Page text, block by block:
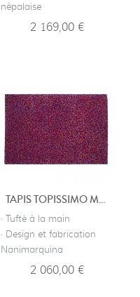
népalaise
2 169,00 €
TAPIS TOPISSIMO MULTI ROUGES
· Tufté à la main
· Design et fabrication
Nanimarquina
2 060,00 €